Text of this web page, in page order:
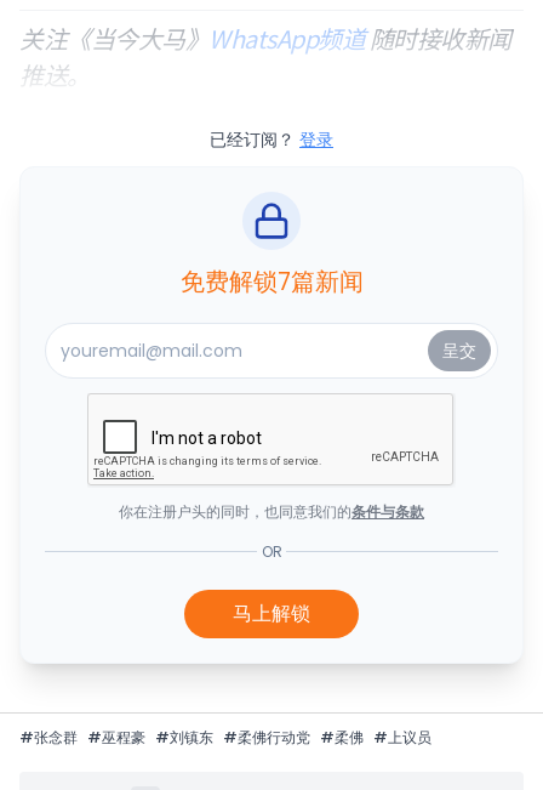
关注《当今大马》 WhatsApp频道随时接收新闻
推送。
已经订阅？ 登录
免费解锁7篇新闻
你在注册户头的同时，也同意我们的条件与条款
OR
马上解锁
#张念群 #巫程豪 #刘镇东 #柔佛行动党 #柔佛 #上议员